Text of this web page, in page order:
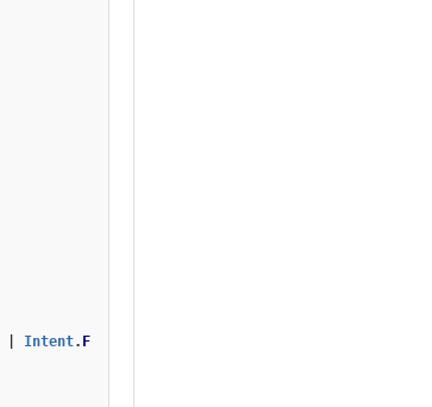
Intent. FLAG_ACTIVITY_SINGLE_TOP